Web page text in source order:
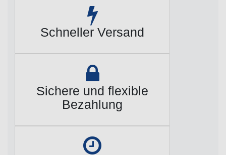
Schneller Versand
Sichere und flexible
Bezahlung